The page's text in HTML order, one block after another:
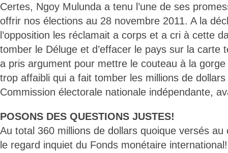
Certes, Ngoy Mulunda a tenu l’une de ses
offrir nos élections au 28 novembre 2011. A la
l’opposition les réclamait a corps et a cri à cette
tomber le Déluge et d’effacer le pays sur la carte
a pris argument pour mettre le couteau à la gorge
trop affaibli qui a fait tomber les millions de
Commission électorale nationale indépendante,
POSONS DES QUESTIONS JUSTES!
Au total 360 millions de dollars quoique versés
le regard inquiet du Fonds monétaire